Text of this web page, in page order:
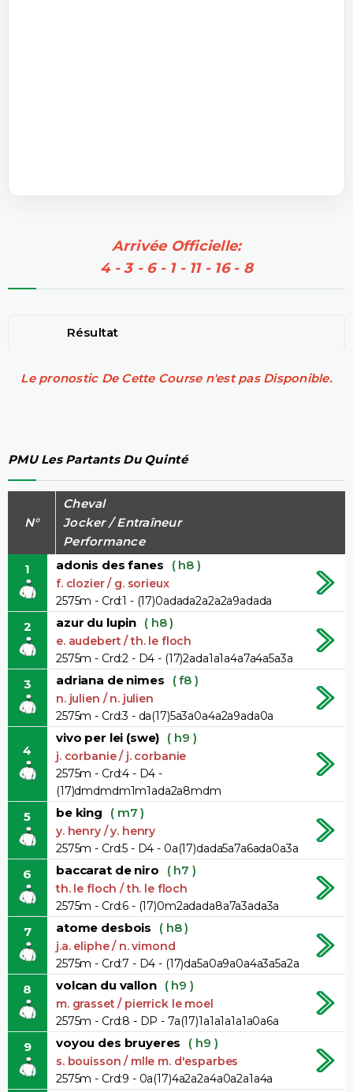
Arrivée Officielle:
4 - 3 - 6 - 1 - 11 - 16 - 8
Résultat
Le pronostic De Cette Course n'est pas Disponible.
PMU Les Partants Du Quinté
N°
Cheval
Jocker / Entraîneur
Performance
1
adonis des fanes ( h8 )
f. clozier / g. sorieux
2575m - Crd:1 - (17)0adada2a2a2a9adada
2 azur du lupin ( h8 )
e. audebert / th. le floch
2575m - Crd:2 - D4 - (17)2ada1a1a4a7a4a5a3a
3 adriana de nimes ( f8 )
n. julien / n. julien
2575m - Crd:3 - da(17)5a3a0a4a2a9ada0a
4
vivo per lei (swe) ( h9 )
j. corbanie / j. corbanie
2575m - Crd:4 - D4 -
(17)dmdmdm1m1ada2a8mdm
5 be king ( m7 )
y. henry / y. henry
2575m - Crd:5 - D4 - 0a(17)dada5a7a6ada0a3a
6 baccarat de niro ( h7 )
th. le floch / th. le floch
2575m - Crd:6 - (17)0m2adada8a7a3ada3a
7 atome desbois ( h8 )
j.a. eliphe / n. vimond
2575m - Crd:7 - D4 - (17)da5a0a9a0a4a3a5a2a
8 volcan du vallon ( h9 )
m. grasset / pierrick le moel
2575m - Crd:8 - DP - 7a(17)1a1a1a1a1a0a6a
9 voyou des bruyeres ( h9 )
s. bouisson / mlle m. d'esparbes
2575m - Crd:9 - 0a(17)4a2a2a4a0a2a1a4a